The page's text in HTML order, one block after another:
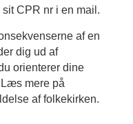
CPR nr i en mail.
af en
dig ud af
orienterer dine
mere på
af folkekirken.